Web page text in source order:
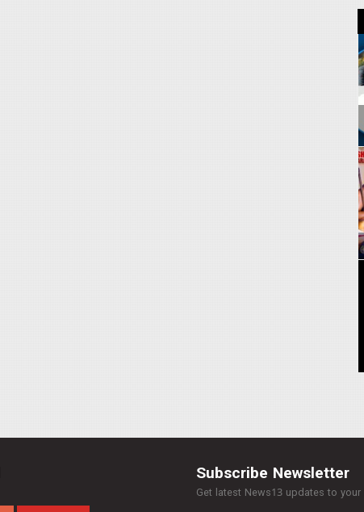
Subscribe Newsletter
Get latest News13 updates to